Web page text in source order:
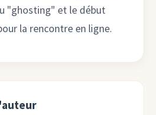
"ghosting" et le début
la rencontre en ligne.